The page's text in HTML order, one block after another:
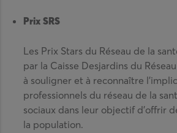
Prix SRS
Les Prix Stars du Réseau de la
par la Caisse Desjardins du
à souligner et à reconnaître
professionnels du réseau de la
sociaux dans leur objectif d’offrir
la population.